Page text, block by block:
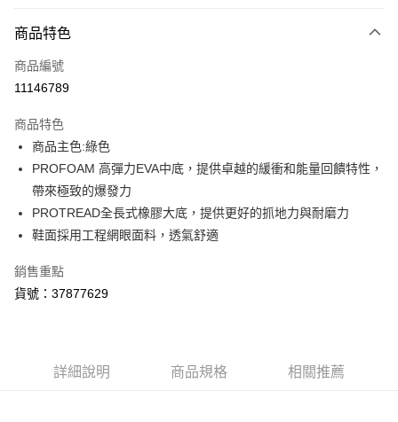
信用卡一次付款
LINE Pay
街口支付
悠遊付
Google Pay
貨到付款
宅配貨到付款(離島恕不配送)
商品特色
商品編號
11146789
商品特色
商品主色:綠色
PROFOAM 高彈力EVA中底，提供卓越的緩衝和能量回饋特性，
帶來極致的爆發力
PROTREAD全長式橡膠大底，提供更好的抓地力與耐磨力
鞋面採用工程網眼面料，透氣舒適
銷售重點
貨號：37877629
詳細說明 商品規格 相關推薦